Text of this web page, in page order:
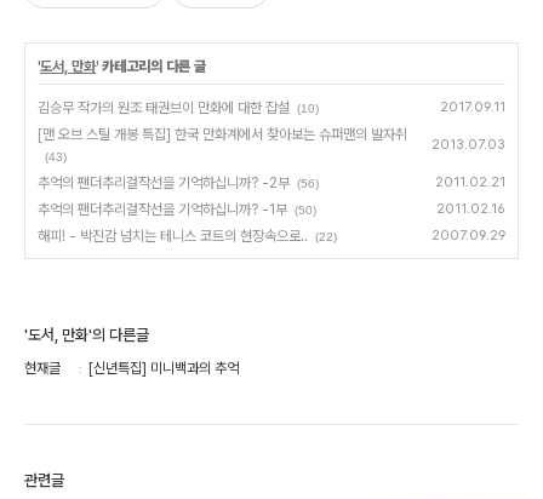
'도서, 만화' 카테고리의 다른 글
김승무 작가의 원조 태권브이 만화에 대한 잡설 (10) 2017.09.11
[맨 오브 스틸 개봉 특집] 한국 만화계에서 찾아보는 슈퍼맨의 발자취
(43)
2013.07.03
추억의 팬더추리걸작선을 기억하십니까? -2부 (56) 2011.02.21
추억의 팬더추리걸작선을 기억하십니까? -1부 (50) 2011.02.16
해피! - 박진감 넘치는 테니스 코트의 현장속으로.. (22) 2007.09.29
'도서, 만화'의 다른글
현재글 [신년특집] 미니백과의 추억
관련글